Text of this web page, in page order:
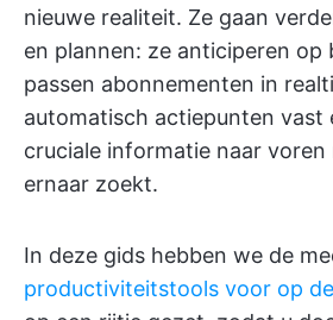
nieuwe realiteit. Ze gaan
en plannen: ze anticiperen op
passen abonnementen in
automatisch actiepunten vast
cruciale informatie naar
ernaar zoekt.
In deze gids hebben we de
productiviteitstools voor op